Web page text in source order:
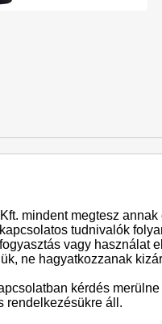
mindent megtesz
tudnivalók
vagy használat
ne hagyatkozzanak
kérdés
rendelkezésükre áll.